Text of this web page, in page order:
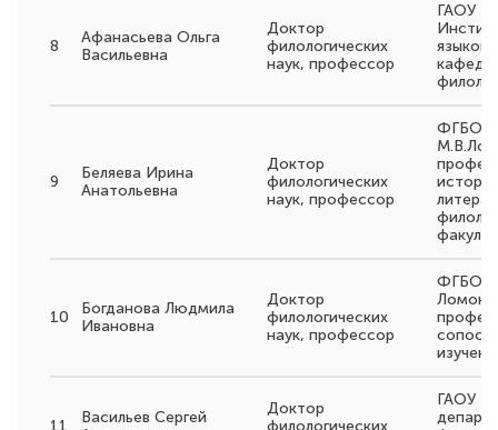
8
Афанасьева Ольга
Васильевна
Доктор
филологических
наук, профессор
ГАОУ
9
Беляева Ирина
Анатольевна
Доктор
филологических
наук, профессор
ФГБОУ
10
Богданова Людмила
Ивановна
Доктор
филологических
наук, профессор
ФГБОУ
11
Васильев Сергей
Доктор
филологических
ГАОУ